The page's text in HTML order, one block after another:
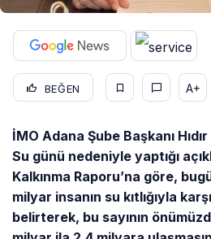
BEĞEN A+
İMO Adana Şube Başkanı
Su günü nedeniyle yaptığı
Kalkınma Raporu’na göre,
milyar insanın su kıtlığıyla
belirterek, bu sayının